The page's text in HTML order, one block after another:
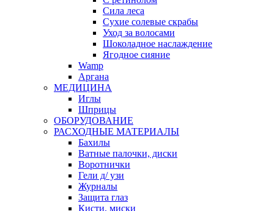
Сила леса
Сухие солевые скрабы
Уход за волосами
Шоколадное наслаждение
Ягодное сияние
Wamp
Аргана
МЕДИЦИНА
Иглы
Шприцы
ОБОРУДОВАНИЕ
РАСХОДНЫЕ МАТЕРИАЛЫ
Бахилы
Ватные палочки, диски
Воротнички
Гели д/ узи
Журналы
Защита глаз
Кисти, миски